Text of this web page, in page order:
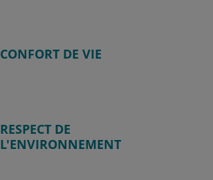
CONFORT DE VIE
RESPECT DE
L'ENVIRONNEMENT